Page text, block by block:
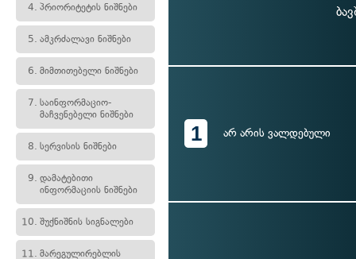
4. პრიორიტეტის ნიშნები
5. ამკრძალავი ნიშნები
6. მიმთითებელი ნიშნები
7. საინფორმაციო-
მაჩვენებელი ნიშნები
8. სერვისის ნიშნები
9. დამატებითი
ინფორმაციის ნიშნები
10. შუქნიშნის სიგნალები
11. მარეგულირებლის
1 არ არის ვალდებული